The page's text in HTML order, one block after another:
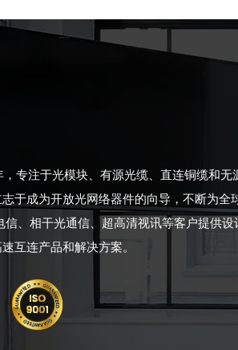
专注于光模块、有源光缆、直连铜缆和无
于成为开放光网络器件的向导，不断为全
信、相干光通信、超高清视讯等客户提供设
互连产品和解决方案。